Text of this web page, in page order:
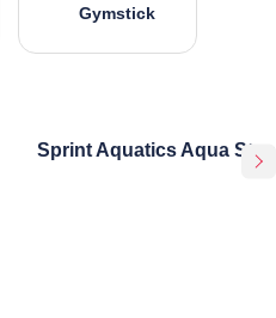
Gymstick
Sprint Aquatics Aqua Step